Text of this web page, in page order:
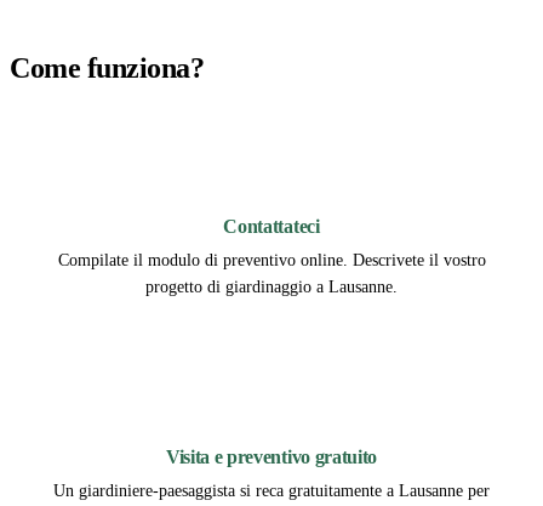
Come funziona?
Contattateci
Compilate il modulo di preventivo online. Descrivete il vostro
progetto di giardinaggio a Lausanne.
Visita e preventivo gratuito
Un giardiniere-paesaggista si reca gratuitamente a Lausanne per